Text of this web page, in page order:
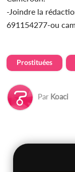
-Joindre la
691154277-ou
Prostituées
Par Koaci